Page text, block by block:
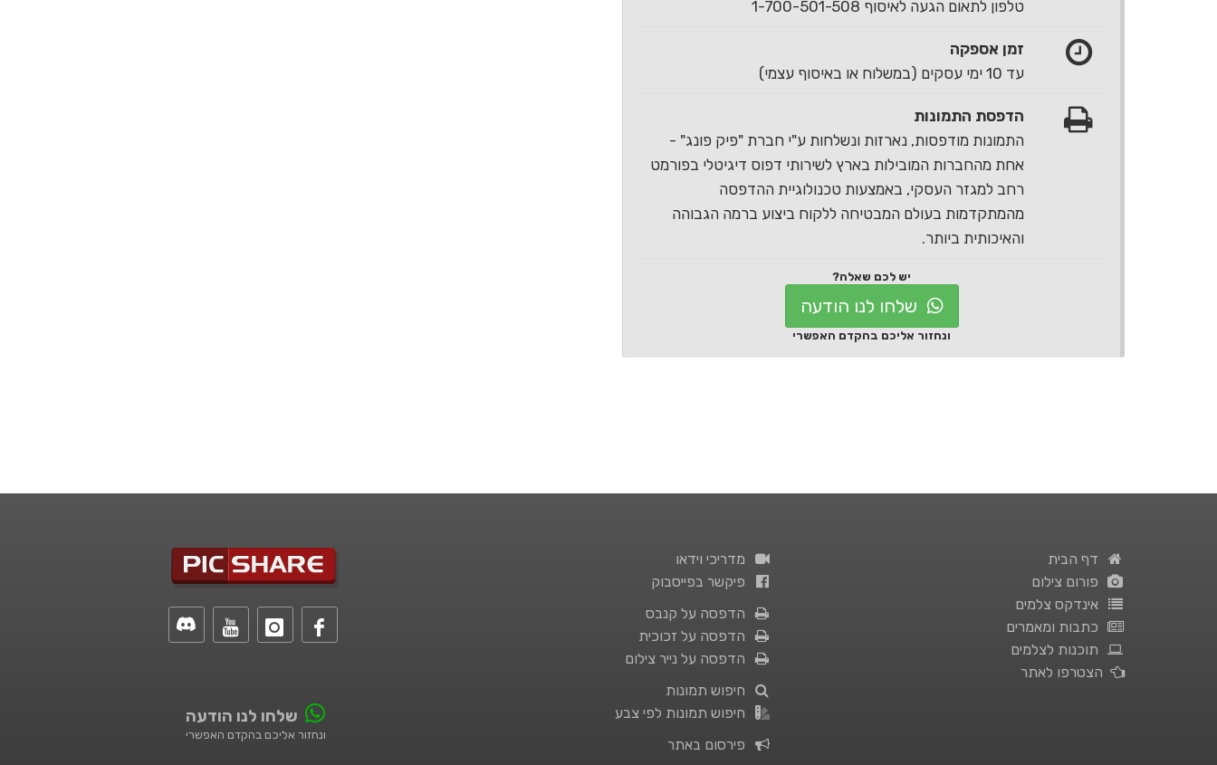
טלפון לתאום הגעה לאיסוף 1-700-501-508
זמן אספקה
עד 10 ימי עסקים (במשלוח או באיסוף עצמי)
הדפסת התמונות
התמונות מודפסות, נארזות ונשלחות ע"י חברת "פיק פונג" -
אחת מהחברות המובילות בארץ לשירותי דפוס דיגיטלי בפורמט
רחב למגזר העסקי, באמצעות טכנולוגיית ההדפסה
מהמתקדמות בעולם המבטיחה ללקוח ביצוע ברמה הגבוהה
והאיכותית ביותר.
יש לכם שאלה?
שלחו לנו הודעה
ונחזור אליכם בהקדם האפשרי
שלחו לנו הודעה
ונחזור אליכם בהקדם האפשרי
מדריכי וידאו
פיקשר בפייסבוק
הדפסה על קנבס
הדפסה על זכוכית
הדפסה על נייר צילום
חיפוש תמונות
חיפוש תמונות לפי צבע
פירסום באתר
דף הבית
פורום צילום
אינדקס צלמים
כתבות ומאמרים
תוכנות לצלמים
הצטרפו לאתר